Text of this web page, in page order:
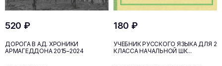
520 ₽
ДОРОГА В АД. ХРОНИКИ
АРМАГЕДДОНА 2015–2024
180 ₽
УЧЕБНИК РУССКОГО ЯЗЫКА ДЛЯ 2
КЛАССА НАЧАЛЬНОЙ ШК...